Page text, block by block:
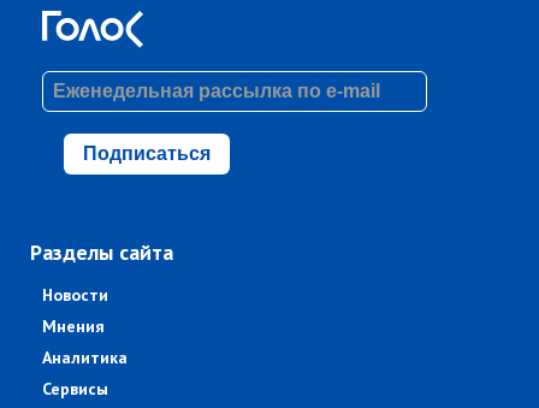
Подписаться
Разделы сайта
Новости
Мнения
Аналитика
Сервисы